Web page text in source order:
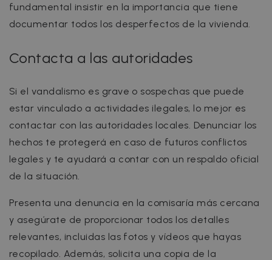
fundamental insistir en la importancia que tiene
documentar todos los desperfectos de la vivienda.
Contacta a las autoridades
Si el vandalismo es grave o sospechas que puede
estar vinculado a actividades ilegales, lo mejor es
contactar con las autoridades locales. Denunciar los
hechos te protegerá en caso de futuros conflictos
legales y te ayudará a contar con un respaldo oficial
de la situación.
Presenta una denuncia en la comisaría más cercana
y asegúrate de proporcionar todos los detalles
relevantes, incluidas las fotos y vídeos que hayas
recopilado. Además, solicita una copia de la